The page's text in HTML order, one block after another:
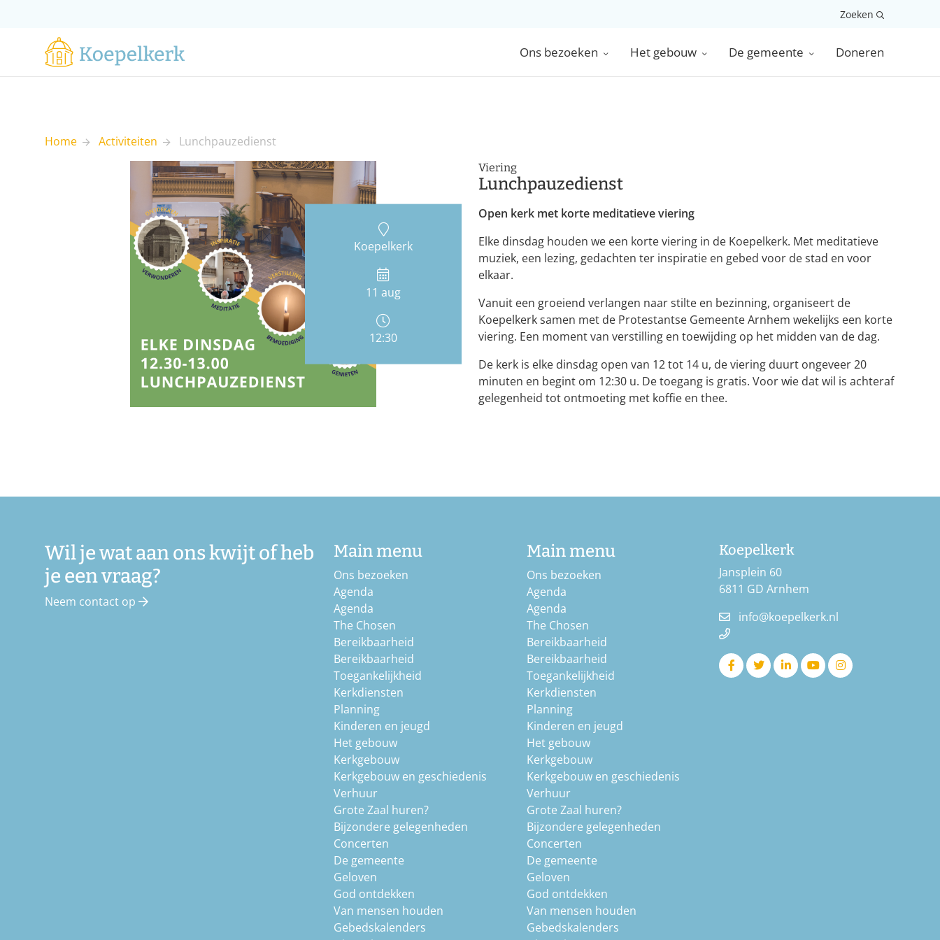
Zoeken
Ons bezoeken Het gebouw De gemeente Doneren
Home Activiteiten Lunchpauzedienst
Koepelkerk
11 aug
12:30
Viering
Lunchpauzedienst
Open kerk met korte meditatieve viering
Elke dinsdag houden we een korte viering in de Koepelkerk. Met meditatieve
muziek, een lezing, gedachten ter inspiratie en gebed voor de stad en voor
elkaar.
Vanuit een groeiend verlangen naar stilte en bezinning, organiseert de
Koepelkerk samen met de Protestantse Gemeente Arnhem wekelijks een korte
viering. Een moment van verstilling en toewijding op het midden van de dag.
De kerk is elke dinsdag open van 12 tot 14 u, de viering duurt ongeveer 20
minuten en begint om 12:30 u. De toegang is gratis. Voor wie dat wil is achteraf
gelegenheid tot ontmoeting met koffie en thee.
Wil je wat aan ons kwijt of heb
je een vraag?
Neem contact op
Main menu
Ons bezoeken
Agenda
Agenda
The Chosen
Bereikbaarheid
Bereikbaarheid
Toegankelijkheid
Kerkdiensten
Planning
Kinderen en jeugd
Het gebouw
Kerkgebouw
Kerkgebouw en geschiedenis
Verhuur
Grote Zaal huren?
Bijzondere gelegenheden
Concerten
De gemeente
Geloven
God ontdekken
Van mensen houden
Gebedskalenders
Main menu
Ons bezoeken
Agenda
Agenda
The Chosen
Bereikbaarheid
Bereikbaarheid
Toegankelijkheid
Kerkdiensten
Planning
Kinderen en jeugd
Het gebouw
Kerkgebouw
Kerkgebouw en geschiedenis
Verhuur
Grote Zaal huren?
Bijzondere gelegenheden
Concerten
De gemeente
Geloven
God ontdekken
Van mensen houden
Gebedskalenders
Koepelkerk
Jansplein 60
6811 GD Arnhem
info@koepelkerk.nl